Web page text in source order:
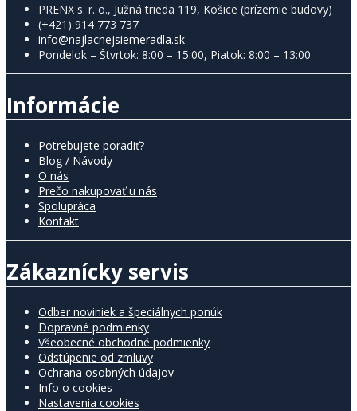
PRENX s. r. o., Južná trieda 119, Košice (prízemie budovy)
(+421) 914 773 737
info@najlacnejsiemeradla.sk
Pondelok – Štvrtok: 8:00 – 15:00, Piatok: 8:00 – 13:00
Informácie
Potrebujete poradiť?
Blog / Návody
O nás
Prečo nakupovať u nás
Spolupráca
Kontakt
Zákaznícky servis
Odber noviniek a špeciálnych ponúk
Dopravné podmienky
Všeobecné obchodné podmienky
Odstúpenie od zmluvy
Ochrana osobných údajov
Info o cookies
Nastavenia cookies